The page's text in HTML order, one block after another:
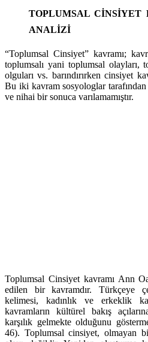
TOPLUMSAL CİNSİYET
ANALİZİ
“Toplumsal Cinsiyet” kavramı;
toplumsalı yani toplumsal olayları,
olguları vs. barındırırken cinsiyet
Bu iki kavram sosyologlar tarafından
ve nihai bir sonuca varılamamıştır.
Toplumsal Cinsiyet kavramı Ann
edilen bir kavramdır. Türkçeye
kelimesi, kadınlık ve erkeklik
kavramların kültürel bakış
karşılık gelmekte olduğunu
46). Toplumsal cinsiyet, olmayan